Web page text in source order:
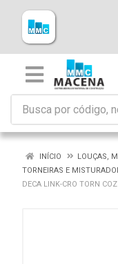
INÍCIO
LOUÇAS,
TORNEIRAS E
DECA LINK-CRO TORN